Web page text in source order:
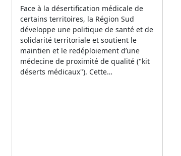
Face à la désertification médicale de
certains territoires, la Région Sud
développe une politique de santé et de
solidarité territoriale et soutient le
maintien et le redéploiement d’une
médecine de proximité de qualité ("kit
déserts médicaux"). Cette…